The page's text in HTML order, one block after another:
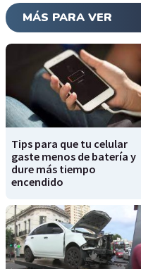
MÁS PARA VER
Tips para que tu celular
gaste menos de batería y
dure más tiempo
encendido